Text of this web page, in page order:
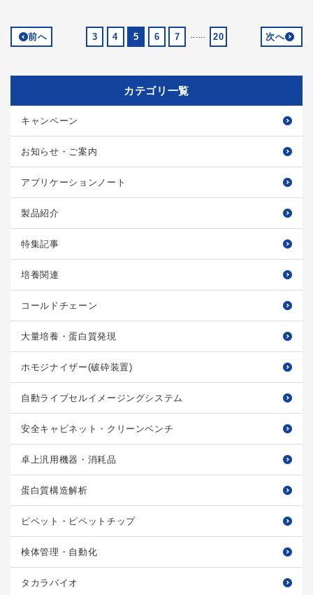
前へ 3 4 5 6 7 次へ
20
カテゴリ一覧
キャンペーン
お知らせ・ご案内
アプリケーションノート
製品紹介
特集記事
培養関連
コールドチェーン
大量培養・蛋白質発現
ホモジナイザー(破砕装置)
自動ライブセルイメージングシステム
安全キャビネット・クリーンベンチ
卓上汎用機器・消耗品
蛋白質構造解析
ピペット・ピペットチップ
検体管理・自動化
タカラバイオ